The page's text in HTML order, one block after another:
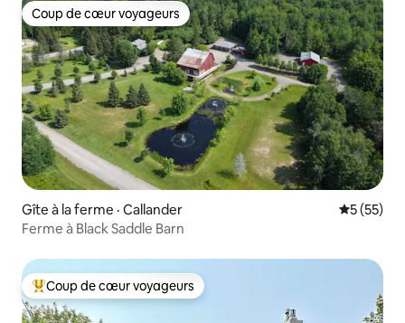
Coup de cœur voyageurs
Coup de cœur voyageurs
Gîte à la ferme · Callander Note
5 (55)
Ferme à Black Saddle Barn
Coup de cœur voyageurs parmi les plus aimés
Coup de cœur voyageurs